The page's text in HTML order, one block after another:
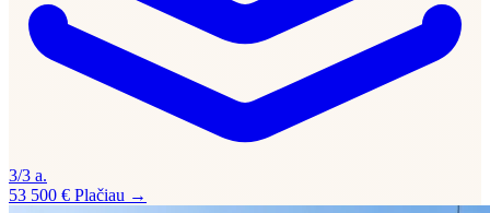
3/3 a.
53 500 € Plačiau →